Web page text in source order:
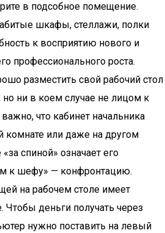
в подсобное помещение.
шкафы, стеллажи, полки
к восприятию нового и
профессионального роста.
разместить свой рабочий стол
но ни в коем случае не лицом к
что кабинет начальника
комнате или даже на другом
спиной» означает его
к шефу» — конфронтацию.
на рабочем столе имеет
Чтобы деньги получать через
нужно поставить на левый